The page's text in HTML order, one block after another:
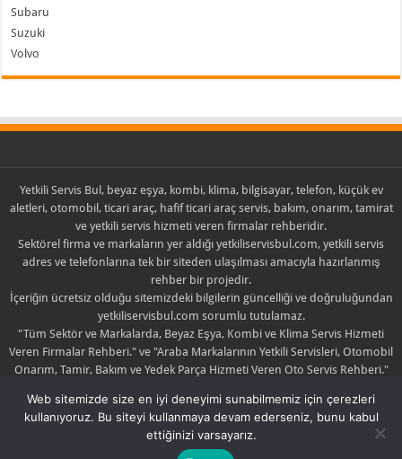
Subaru
Suzuki
Volvo
Yetkili Servis Bul, beyaz eşya, kombi, klima, bilgisayar, telefon, küçük ev
aletleri, otomobil, ticari araç, hafif ticari araç servis, bakım, onarım, tamirat
ve yetkili servis hizmeti veren firmalar rehberidir.
Sektörel firma ve markaların yer aldığı yetkiliservisbul.com, yetkili servis
adres ve telefonlarına tek bir siteden ulaşılması amacıyla hazırlanmış
rehber bir projedir.
İçeriğin ücretsiz olduğu sitemizdeki bilgilerin güncelliği ve doğruluğundan
yetkiliservisbul.com sorumlu tutulamaz.
"Tüm Sektör ve Markalarda, Beyaz Eşya, Kombi ve Klima Servis Hizmeti
Veren Firmalar Rehberi." ve "Araba Markalarının Yetkili Servisleri, Otomobil
Onarım, Tamir, Bakım ve Yedek Parça Hizmeti Veren Oto Servis Rehberi."
Yayınlanan içerik ile ilgili şikayette bulunulması halinde yayın kaldırılabilir
yada düzeltilebilir.
Web sitemizde size en iyi deneyimi sunabilmemiz için çerezleri
kullanıyoruz. Bu siteyi kullanmaya devam ederseniz, bunu kabul
ettiğinizi varsayarız.